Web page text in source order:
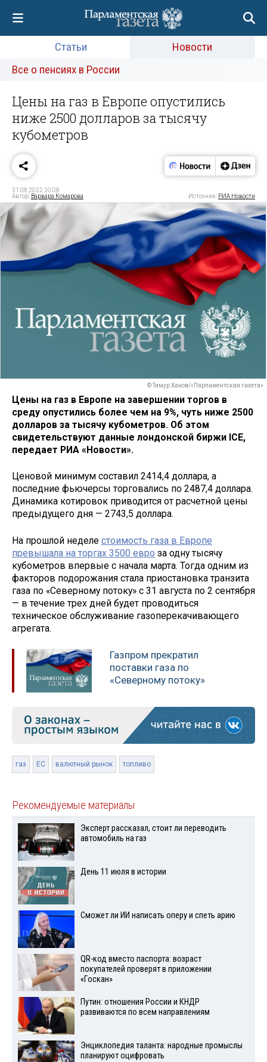
Статьи
Новости
Все о пенсиях в России
Цены на газ в Европе опустились
ниже 2500 долларов за тысячу
кубометров
31.08.2022 20:08
Автор: Варвара Комарова Источник: РИА Новости
© Тимур Ханов/«Парламентская газета»
Цены на газ в Европе на завершении торгов в
среду опустились более чем на 9%, чуть ниже 2500
долларов за тысячу кубометров. Об этом
свидетельствуют данные лондонской биржи ICE,
передает РИА «Новости».
Ценовой минимум составил 2414,4 доллара, а
последние фьючерсы торговались по 2487,4 доллара.
Динамика котировок приводится от расчетной цены
предыдущего дня — 2743,5 доллара.
На прошлой неделе стоимость газа в Европе
превышала на торгах 3500 евро за одну тысячу
кубометров впервые с начала марта. Тогда одним из
факторов подорожания стала приостановка транзита
газа по «Северному потоку» с 31 августа по 2 сентября
— в течение трех дней будет проводиться
техническое обслуживание газоперекачивающего
агрегата.
Газпром прекратил
поставки газа по
«Северному потоку»
газ ЕС валютный рынок топливо
Рекомендуемые материалы
Эксперт рассказал, стоит ли переводить
автомобиль на газ
День 11 июля в истории
Сможет ли ИИ написать оперу и спеть арию
QR-код вместо паспорта: возраст
покупателей проверят в приложении
«Госкан»
Путин: отношения России и КНДР
развиваются по всем направлениям
Энциклопедия таланта: народные промыслы
планируют оцифровать